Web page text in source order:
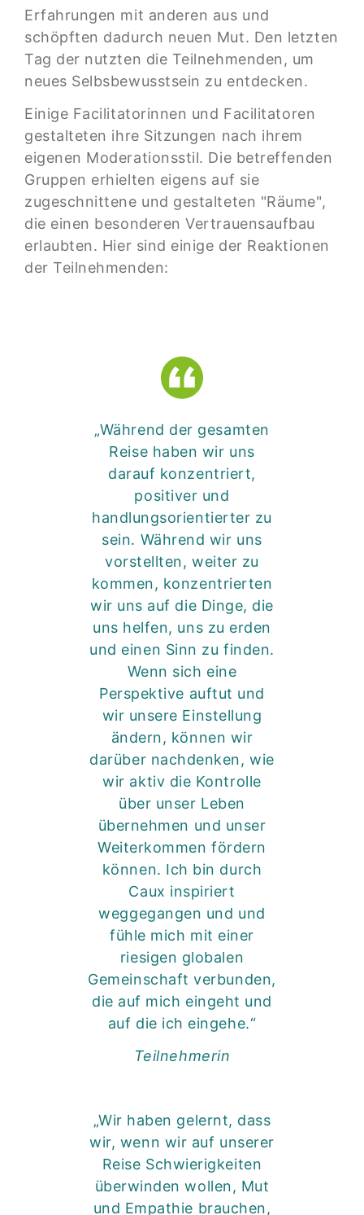
Erfahrungen mit anderen aus und
schöpften dadurch neuen Mut. Den letzten
Tag der nutzten die Teilnehmenden, um
neues Selbsbewusstsein zu entdecken.
Einige Facilitatorinnen und Facilitatoren
gestalteten ihre Sitzungen nach ihrem
eigenen Moderationsstil. Die betreffenden
Gruppen erhielten eigens auf sie
zugeschnittene und gestalteten "Räume",
die einen besonderen Vertrauensaufbau
erlaubten. Hier sind einige der Reaktionen
der Teilnehmenden:
„Während der gesamten
Reise haben wir uns
darauf konzentriert,
positiver und
handlungsorientierter zu
sein. Während wir uns
vorstellten, weiter zu
kommen, konzentrierten
wir uns auf die Dinge, die
uns helfen, uns zu erden
und einen Sinn zu finden.
Wenn sich eine
Perspektive auftut und
wir unsere Einstellung
ändern, können wir
darüber nachdenken, wie
wir aktiv die Kontrolle
über unser Leben
übernehmen und unser
Weiterkommen fördern
können. Ich bin durch
Caux inspiriert
weggegangen und und
fühle mich mit einer
riesigen globalen
Gemeinschaft verbunden,
die auf mich eingeht und
auf die ich eingehe.“
Teilnehmerin
„Wir haben gelernt, dass
wir, wenn wir auf unserer
Reise Schwierigkeiten
überwinden wollen, Mut
und Empathie brauchen,